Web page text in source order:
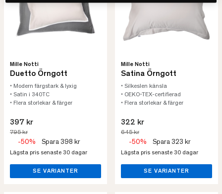
Mille Notti
Duetto Örngott
• Modern färgstark & lyxig
• Satin i 340TC
• Flera storlekar & färger
397 kr
795 kr
-50% Spara 398 kr
Lägsta pris senaste 30 dagar
SE VARIANTER
Mille Notti
Satina Örngott
• Silkeslen känsla
• OEKO-TEX-certifierad
• Flera storlekar & färger
322 kr
645 kr
-50% Spara 323 kr
Lägsta pris senaste 30 dagar
SE VARIANTER